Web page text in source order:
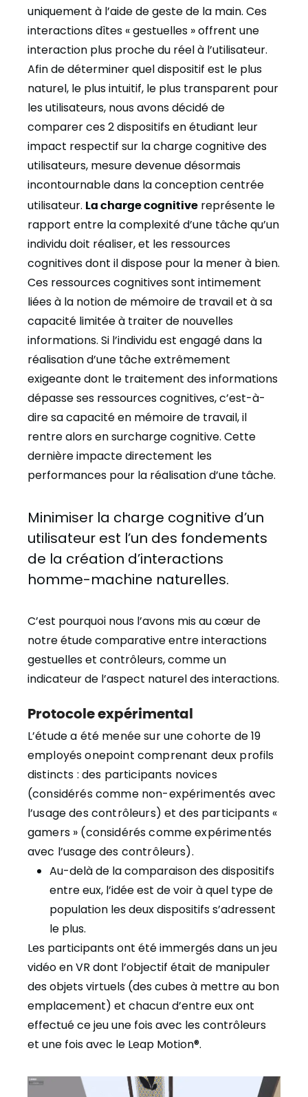
uniquement à l’aide de geste de la main. Ces
interactions dîtes « gestuelles » offrent une
interaction plus proche du réel à l’utilisateur.
Afin de déterminer quel dispositif est le plus
naturel, le plus intuitif, le plus transparent pour
les utilisateurs, nous avons décidé de
comparer ces 2 dispositifs en étudiant leur
impact respectif sur la charge cognitive des
utilisateurs, mesure devenue désormais
incontournable dans la conception centrée
utilisateur. La charge cognitive représente le
rapport entre la complexité d’une tâche qu’un
individu doit réaliser, et les ressources
cognitives dont il dispose pour la mener à bien.
Ces ressources cognitives sont intimement
liées à la notion de mémoire de travail et à sa
capacité limitée à traiter de nouvelles
informations. Si l’individu est engagé dans la
réalisation d’une tâche extrêmement
exigeante dont le traitement des informations
dépasse ses ressources cognitives, c’est-à-
dire sa capacité en mémoire de travail, il
rentre alors en surcharge cognitive. Cette
dernière impacte directement les
performances pour la réalisation d’une tâche.
Minimiser la charge cognitive d’un
utilisateur est l’un des fondements
de la création d’interactions
homme-machine naturelles.
C’est pourquoi nous l’avons mis au cœur de
notre étude comparative entre interactions
gestuelles et contrôleurs, comme un
indicateur de l’aspect naturel des interactions.
Protocole expérimental
L’étude a été menée sur une cohorte de 19
employés onepoint comprenant deux profils
distincts : des participants novices
(considérés comme non-expérimentés avec
l’usage des contrôleurs) et des participants «
gamers » (considérés comme expérimentés
avec l’usage des contrôleurs).
Au-delà de la comparaison des dispositifs
entre eux, l’idée est de voir à quel type de
population les deux dispositifs s’adressent
le plus.
Les participants ont été immergés dans un jeu
vidéo en VR dont l’objectif était de manipuler
des objets virtuels (des cubes à mettre au bon
emplacement) et chacun d’entre eux ont
effectué ce jeu une fois avec les contrôleurs
et une fois avec le Leap Motion®.